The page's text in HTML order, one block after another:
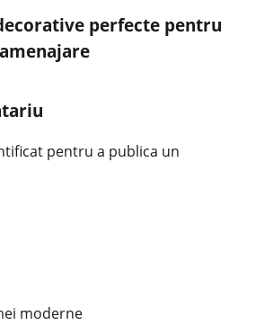
perfecte pentru
pentru a publica un
moderne